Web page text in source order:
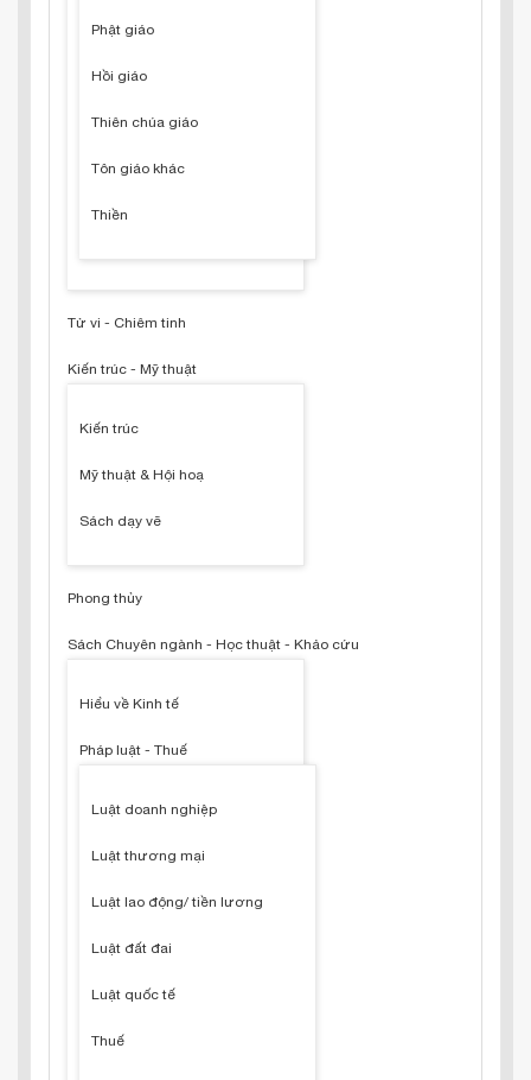
Phật giáo
Hồi giáo
Thiên chúa giáo
Tôn giáo khác
Thiền
Tử vi - Chiêm tinh
Kiến trúc - Mỹ thuật
Kiến trúc
Mỹ thuật & Hội hoạ
Sách dạy vẽ
Phong thủy
Sách Chuyên ngành - Học thuật - Khảo cứu
Hiểu về Kinh tế
Pháp luật - Thuế
Luật doanh nghiệp
Luật thương mại
Luật lao động/ tiền lương
Luật đất đai
Luật quốc tế
Thuế